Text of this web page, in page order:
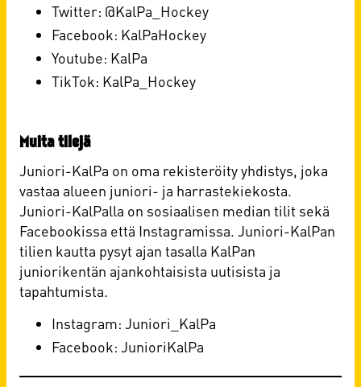
Twitter: @KalPa_Hockey
Facebook: KalPaHockey
Youtube: KalPa
TikTok: KalPa_Hockey
Muita tilejä
Juniori-KalPa on oma rekisteröity yhdistys, joka
vastaa alueen juniori- ja harrastekiekosta.
Juniori-KalPalla on sosiaalisen median tilit sekä
Facebookissa että Instagramissa. Juniori-KalPan
tilien kautta pysyt ajan tasalla KalPan
juniorikentän ajankohtaisista uutisista ja
tapahtumista.
Instagram: Juniori_KalPa
Facebook: JunioriKalPa